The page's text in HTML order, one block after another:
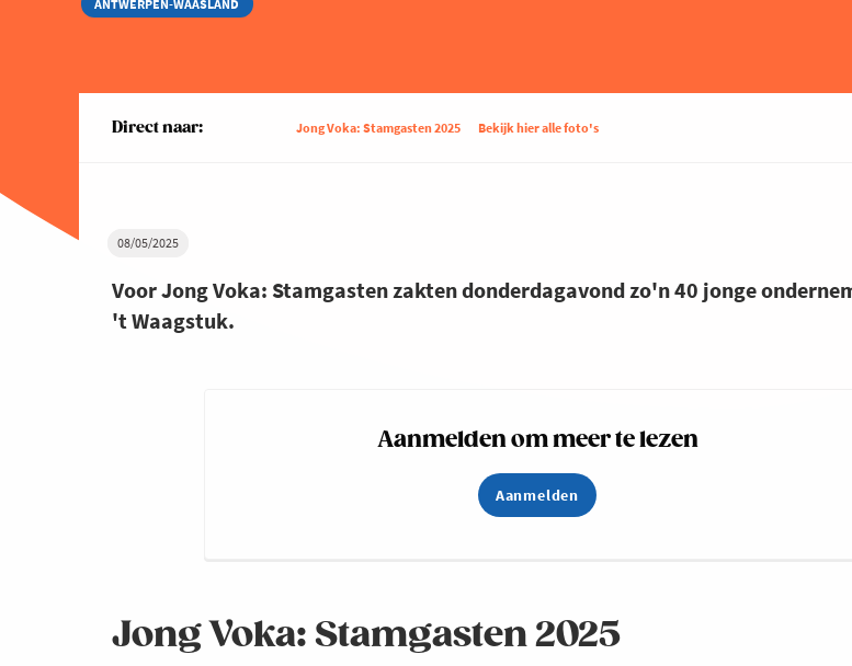
ANTWERPEN-WAASLAND
Direct naar: Jong Voka: Stamgasten 2025 Bekijk hier alle foto's
08/05/2025
Voor Jong Voka: Stamgasten zakten donderdagavond zo'n 40 jonge
't Waagstuk.
Aanmelden om meer te lezen
Aanmelden
Jong Voka: Stamgasten 2025